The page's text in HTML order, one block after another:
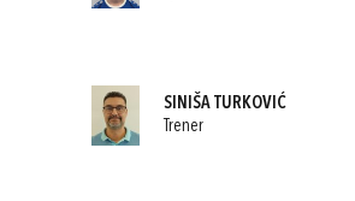
SINIŠA TURKOVIĆ
Trener